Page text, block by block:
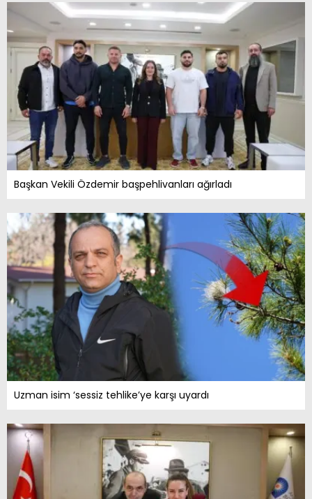
Başkan Vekili Özdemir başpehlivanları ağırladı
Uzman isim ‘sessiz tehlike’ye karşı uyardı